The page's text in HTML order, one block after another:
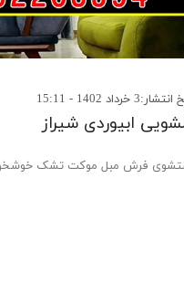
خرداد 1402 - 15:11
ابیوردی شیراز
فرش مبل موکت تشک